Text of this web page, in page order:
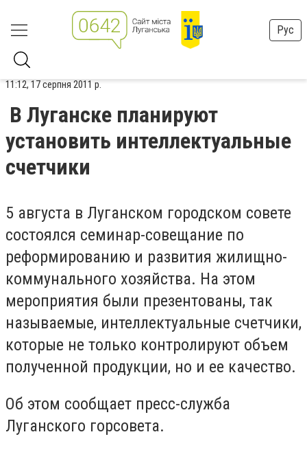
Рус
11:12, 17 серпня 2011 р.
В Луганске планируют
установить интеллектуальные
счетчики
5 августа в Луганском городском совете
состоялся семинар-совещание по
реформированию и развития жилищно-
коммунального хозяйства. На этом
мероприятия были презентованы, так
называемые, интеллектуальные счетчики,
которые не только контролируют объем
полученной продукции, но и ее качество.
Об этом сообщает пресс-служба
Луганского горсовета.